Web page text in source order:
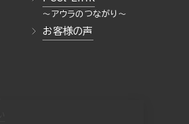
お客様の声